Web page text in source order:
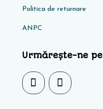
Politica de returnare
ANPC
Urmărește-ne pe